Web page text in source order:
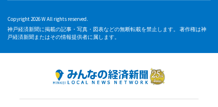
Copyright 2026 W All rights reserved.
神戸経済新聞に掲載の記事・写真・図表などの無断転載を禁止します。 著作権は神
戸経済新聞またはその情報提供者に属します。